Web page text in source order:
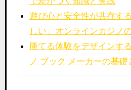
遊び心と安全性が共存す
しい」オンラインカジノ
勝てる体験をデザインす
ノ ブック メーカーの基礎